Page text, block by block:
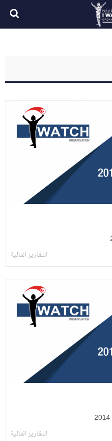
التقارير المالية
التقارير المالية